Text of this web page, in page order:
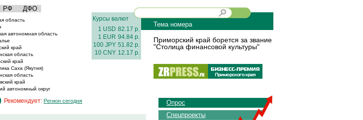
РФ ДФО
область
автономная область
край
область
край
Саха (Якутия)
область
край
автономный округ
Курсы валют
1 USD 82.17 р.
1 EUR 94.84 р.
100 JPY 51.82 р.
10 CNY 12.17 р.
Тема номера
Приморский край борется за звание
"Столица финансовой культуры"
Рекомендует: Регион сегодня
Опрос
Спецпроекты